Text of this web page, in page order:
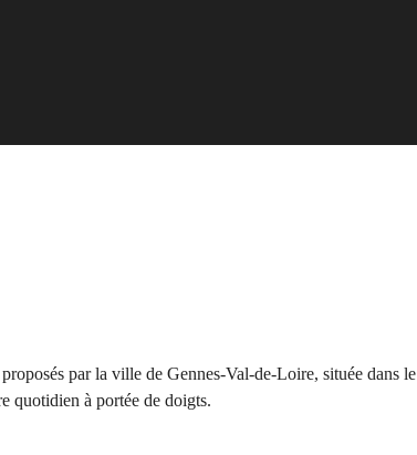
par la ville de Gennes-Val-de-Loire, située dans
quotidien à portée de doigts.